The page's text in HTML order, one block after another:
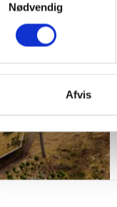
Nødvendig
Afvis